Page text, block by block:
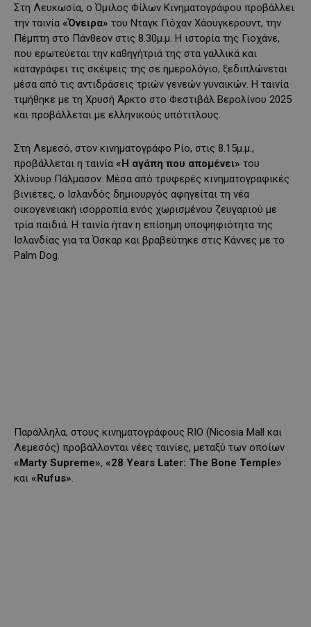
Στη Λευκωσία, ο Όμιλος Φίλων Κινηματογράφου προβάλλει
την ταινία «Όνειρα» του Νταγκ Γιόχαν Χάουγκερουντ, την
Πέμπτη στο Πάνθεον στις 8.30μ.μ. Η ιστορία της Γιοχάνε,
που ερωτεύεται την καθηγήτριά της στα γαλλικά και
καταγράφει τις σκέψεις της σε ημερολόγιο, ξεδιπλώνεται
μέσα από τις αντιδράσεις τριών γενεών γυναικών. Η ταινία
τιμήθηκε με τη Χρυσή Άρκτο στο Φεστιβάλ Βερολίνου 2025
και προβάλλεται με ελληνικούς υπότιτλους.
Στη Λεμεσό, στον κινηματογράφο Ρίο, στις 8.15μ.μ.,
προβάλλεται η ταινία «Η αγάπη που απομένει» του
Χλίνουρ Πάλμασον. Μέσα από τρυφερές κινηματογραφικές
βινιέτες, ο Ισλανδός δημιουργός αφηγείται τη νέα
οικογενειακή ισορροπία ενός χωρισμένου ζευγαριού με
τρία παιδιά. Η ταινία ήταν η επίσημη υποψηφιότητα της
Ισλανδίας για τα Όσκαρ και βραβεύτηκε στις Κάννες με το
Palm Dog.
Παράλληλα, στους κινηματογράφους RIO (Nicosia Mall και
Λεμεσός) προβάλλονται νέες ταινίες, μεταξύ των οποίων
«Marty Supreme», «28 Years Later: The Bone Temple»
και «Rufus».